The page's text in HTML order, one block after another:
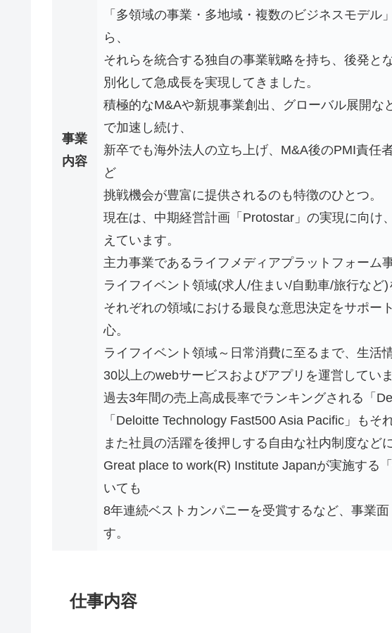
事業
内容
「多領域の事業・多地域・複数のビジネスモデ
ら、
それらを統合する独自の事業戦略を持ち、後発と
別化して急成長を実現してきました。
積極的なM&Aや新規事業創出、グローバル展開な
で加速し続け、
新卒でも海外法人の立ち上げ、M&A後のPMI責任
ど
挑戦機会が豊富に提供されるのも特徴のひとつ。
現在は、中期経営計画「Protostar」の実現に向け
えています。
主力事業であるライフメディアプラットフォーム事
ライフイベント領域(求人/住まい/自動車/旅行など)
それぞれの領域における最良な意思決定をサポー
心。
ライフイベント領域～日常消費に至るまで、生活
30以上のwebサービスおよびアプリを運営していま
過去3年間の売上高成長率でランキングされる「
「Deloitte Technology Fast500 Asia Pacific」もそ
また社員の活躍を後押しする自由な社内制度など
Great place to work(R) Institute Japanが実施する
いても
8年連続ベストカンパニーを受賞するなど、事業
す。
仕事内容